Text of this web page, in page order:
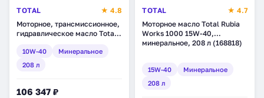
TOTAL
★ 4.8
Моторное, трансмиссионное,
гидравлическое масло Total
минеральное, 208 л
(RU148701)
10W-40
Минеральное
208 л
106 347 ₽
TOTAL
★ 4.7
Моторное масло Total Rubia
Works 1000 15W-40,
минеральное, 208 л (168818)
15W-40
Минеральное
208 л